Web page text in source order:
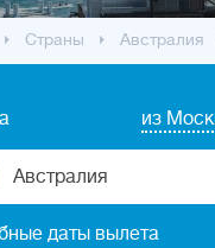
Cтраны Австралия
из
Австралия
даты вылета